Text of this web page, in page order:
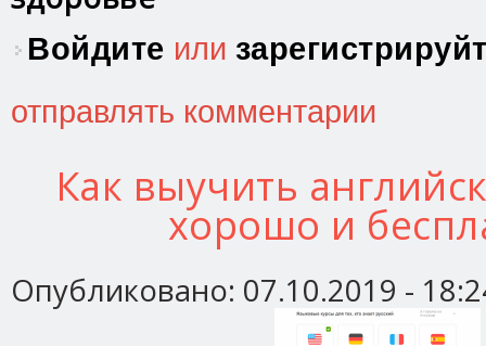
Войдите или
отправлять комментарии
Как выучить
хорошо и
Опубликовано: 07.10.2019 -